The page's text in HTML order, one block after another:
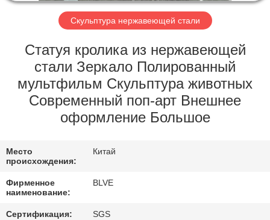
ПУТЕШЕСТВИЕ
ФАБРИКИ
ПРОВЕРКА
КАЧЕСТВА
PRIVACY
POLICY
Скульптура нержавеющей стали
Статуя кролика из нержавеющей
стали Зеркало Полированный
мультфильм Скульптура животных
Современный поп-арт Внешнее
оформление Большое
Место
происхождения:
Китай
Фирменное
наименование:
BLVE
Сертификация: SGS